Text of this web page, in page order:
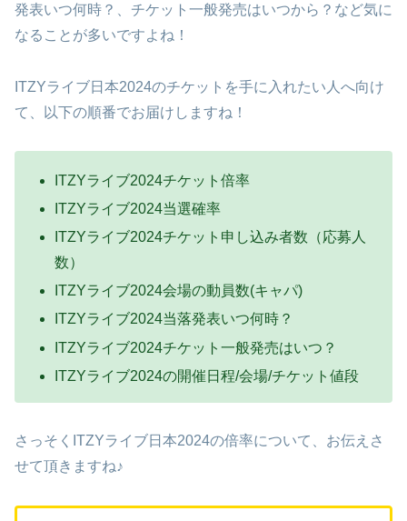
発表いつ何時？、チケット一般発売はいつから？など気に
なることが多いですよね！
ITZYライブ日本2024のチケットを手に入れたい人へ向け
て、以下の順番でお届けしますね！
ITZYライブ2024チケット倍率
ITZYライブ2024当選確率
ITZYライブ2024チケット申し込み者数（応募人
数）
ITZYライブ2024会場の動員数(キャパ)
ITZYライブ2024当落発表いつ何時？
ITZYライブ2024チケット一般発売はいつ？
ITZYライブ2024の開催日程/会場/チケット値段
さっそくITZYライブ日本2024の倍率について、お伝えさ
せて頂きますね♪